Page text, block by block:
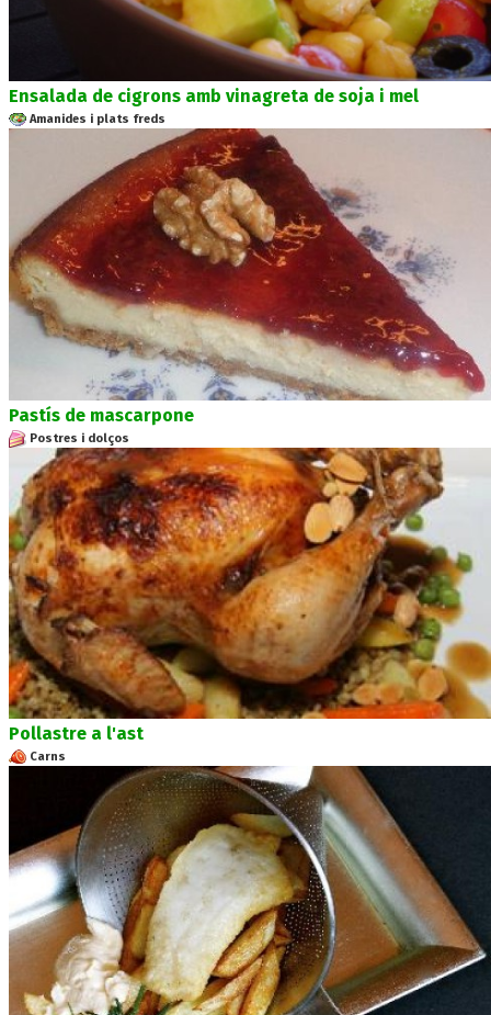
Ensalada de cigrons amb vinagreta de soja i mel
Amanides i plats freds
Pastís de mascarpone
Postres i dolços
Pollastre a l'ast
Carns